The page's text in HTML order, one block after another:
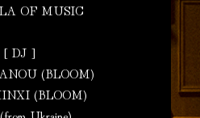
OF MUSIC
[ DJ ]
(BLOOM)
(BLOOM)